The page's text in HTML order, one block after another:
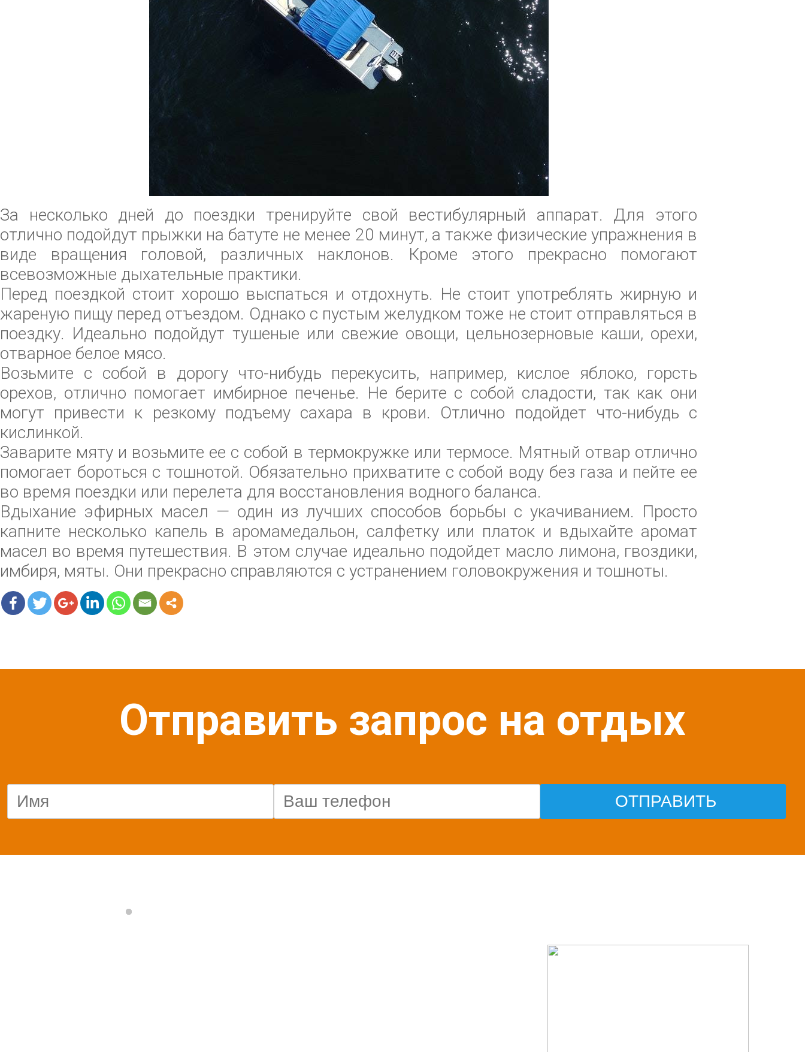
За несколько дней до поездки тренируйте свой вестибулярный аппарат. Для этого
отлично подойдут прыжки на батуте не менее 20 минут, а также физические упражнения в
виде вращения головой, различных наклонов. Кроме этого прекрасно помогают
всевозможные дыхательные практики.
Перед поездкой стоит хорошо выспаться и отдохнуть. Не стоит употреблять жирную и
жареную пищу перед отъездом. Однако с пустым желудком тоже не стоит отправляться в
поездку. Идеально подойдут тушеные или свежие овощи, цельнозерновые каши, орехи,
отварное белое мясо.
Возьмите с собой в дорогу что-нибудь перекусить, например, кислое яблоко, горсть
орехов, отлично помогает имбирное печенье. Не берите с собой сладости, так как они
могут привести к резкому подъему сахара в крови. Отлично подойдет что-нибудь с
кислинкой.
Заварите мяту и возьмите ее с собой в термокружке или термосе. Мятный отвар отлично
помогает бороться с тошнотой. Обязательно прихватите с собой воду без газа и пейте ее
во время поездки или перелета для восстановления водного баланса.
Вдыхание эфирных масел — один из лучших способов борьбы с укачиванием. Просто
капните несколько капель в аромамедальон, салфетку или платок и вдыхайте аромат
масел во время путешествия. В этом случае идеально подойдет масло лимона, гвоздики,
имбиря, мяты. Они прекрасно справляются с устранением головокружения и тошноты.
Отправить запрос на отдых